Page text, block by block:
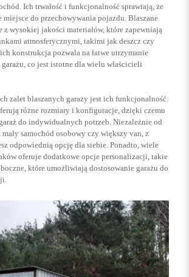
Ich trwałość i funkcjonalność sprawiają, że
miejsce do przechowywania pojazdu. Blaszane
z wysokiej jakości materiałów, które zapewniają
atmosferycznymi, takimi jak deszcz czy
konstrukcja pozwala na łatwe utrzymanie
co jest istotne dla wielu właścicieli
zalet blaszanych garaży jest ich funkcjonalność.
różne rozmiary i konfiguracje, dzięki czemu
do indywidualnych potrzeb. Niezależnie od
samochód osobowy czy większy van, z
odpowiednią opcję dla siebie. Ponadto, wiele
oferuje dodatkowe opcje personalizacji, takie
które umożliwiają dostosowanie garażu do